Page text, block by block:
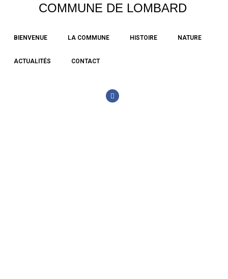
au
COMMUNE DE LOMBARD
BIENVENUE LA COMMUNE HISTOIRE NATURE
ACTUALITÉS CONTACT